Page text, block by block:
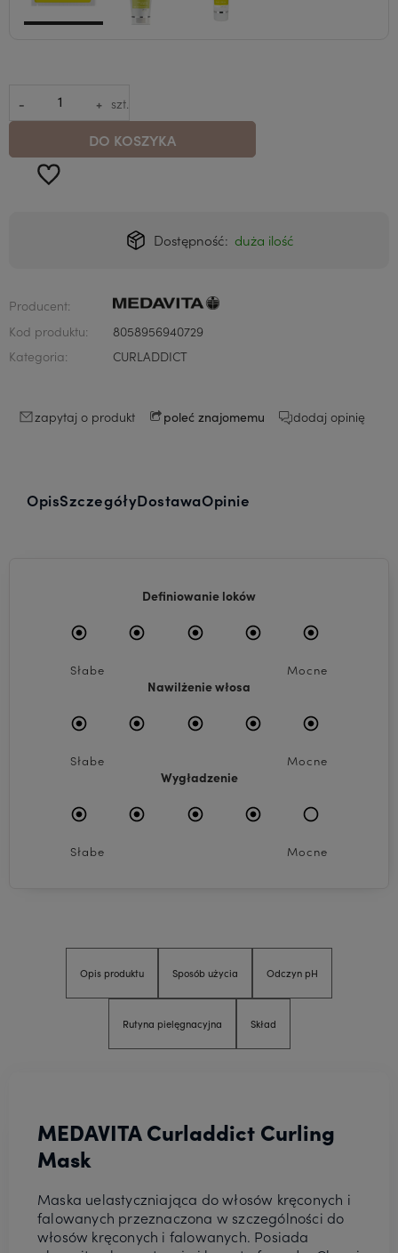
+
- szt.
DO KOSZYKA
Dostępność: duża ilość
Producent:
Kod produktu:
8058956940729
Kategoria:
CURLADDICT
zapytaj o produkt poleć znajomemu dodaj opinię
OpisSzczegółyDostawaOpinie
Definiowanie loków
Słabe Mocne
Nawilżenie włosa
Słabe Mocne
Wygładzenie
Słabe Mocne
Opis produktu Sposób użycia Odczyn pH
Rutyna pielęgnacyjna Skład
MEDAVITA Curladdict Curling
Mask
Maska uelastyczniająca do włosów kręconych i
falowanych przeznaczona w szczególności do
włosów kręconych i falowanych. Posiada